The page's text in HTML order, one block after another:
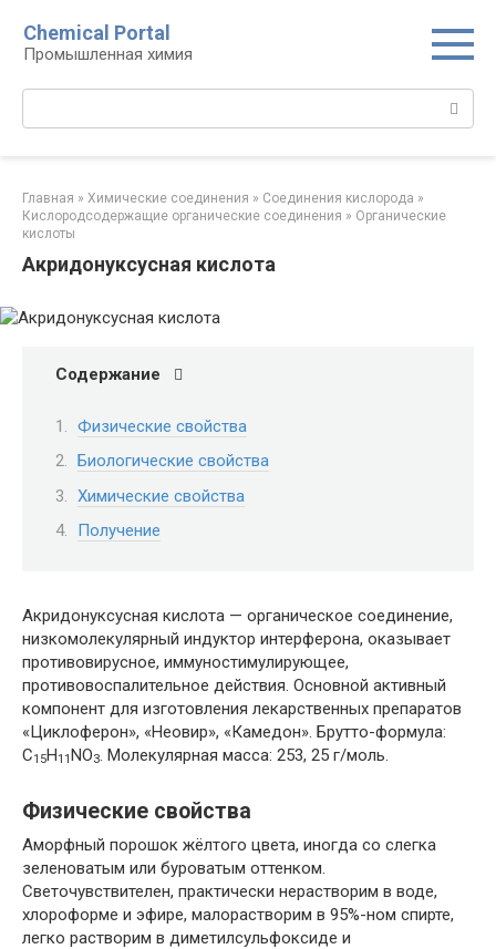
контенту
Chemical Portal
Промышленная химия
Главная » Химические соединения » Соединения кислорода‎ »
Кислородсодержащие органические соединения‎ » Органические
кислоты‎
Акридонуксусная кислота
Содержание
Физические свойства
Биологические свойства
Химические свойства
Получение
Акридонуксусная кислота — органическое соединение,
низкомолекулярный индуктор интерферона, оказывает
противовирусное, иммуностимулирующее,
противовоспалительное действия. Основной активный
компонент для изготовления лекарственных препаратов
«Циклоферон», «Неовир», «Камедон». Брутто-формула:
C15H11 NO3 . Молекулярная масса: 253, 25 г/моль.
Физические свойства
Аморфный порошок жёлтого цвета, иногда со слегка
зеленоватым или буроватым оттенком.
Светочувствителен, практически нерастворим в воде,
хлороформе и эфире, малорастворим в 95%-ном спирте,
легко растворим в диметилсульфоксиде и